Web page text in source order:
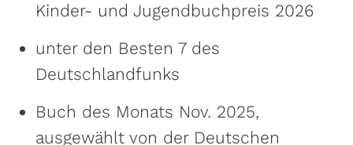
Kinder- und Jugendbuchpreis 2026
unter den Besten 7 des
Deutschlandfunks
Buch des Monats Nov. 2025,
ausgewählt von der Deutschen